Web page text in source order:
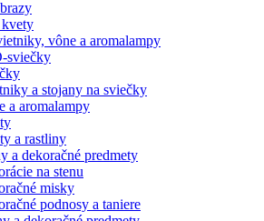
kvety
vône a aromalampy
sviečky
a stojany na sviečky
a aromalampy
a rastliny
a dekoračné predmety
na stenu
misky
podnosy a taniere